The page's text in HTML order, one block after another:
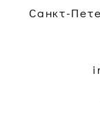
Санкт-